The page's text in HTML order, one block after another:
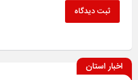
ثبت دیدگاه
اخبار استان